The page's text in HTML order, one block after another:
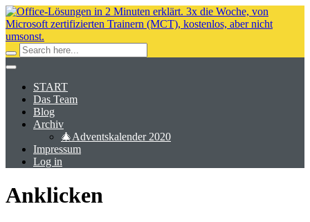
START
Das Team
Blog
Archiv
🎄Adventskalender 2020
Impressum
Log in
Anklicken